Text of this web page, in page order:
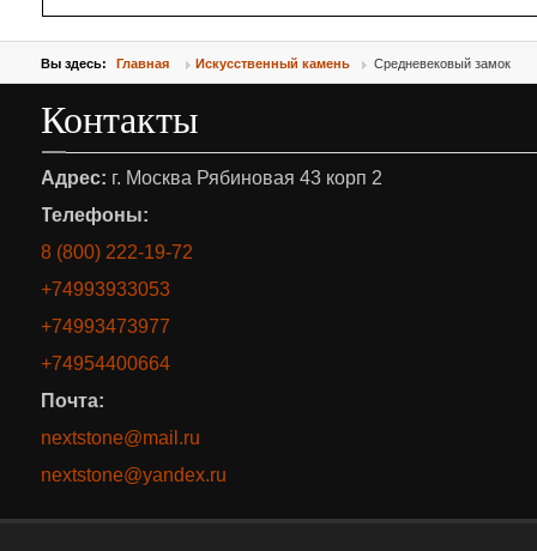
Вы здесь: Главная Искусственный камень Средневековый замок
Контакты
Адрес: г. Москва Рябиновая 43 корп 2
Телефоны:
8 (800) 222-19-72
+74993933053
+74993473977
+74954400664
Почта:
nextstone@mail.ru
nextstone@yandex.ru